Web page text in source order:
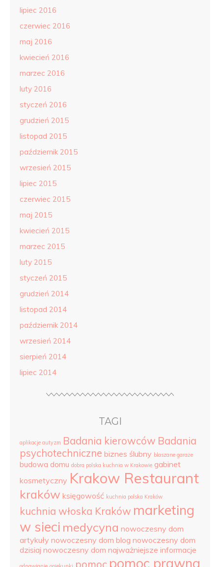
lipiec 2016
czerwiec 2016
maj 2016
kwiecień 2016
marzec 2016
luty 2016
styczeń 2016
grudzień 2015
listopad 2015
październik 2015
wrzesień 2015
lipiec 2015
czerwiec 2015
maj 2015
kwiecień 2015
marzec 2015
luty 2015
styczeń 2015
grudzień 2014
listopad 2014
październik 2014
wrzesień 2014
sierpień 2014
lipiec 2014
TAGI
aplikacje autyzm Badania kierowców Badania
psychotechniczne biznes ślubny blaszane garaże
budowa domu dobra polska kuchnia w Krakowie gabinet
kosmetyczny Krakow Restaurant
kraków księgowość kuchnia polska Kraków
kuchnia włoska Kraków marketing
w sieci medycyna nowoczesny dom
artykuły nowoczesny dom blog nowoczesny dom
dzisiaj nowoczesny dom najważniejsze informacje
pomoc pomoc prawna